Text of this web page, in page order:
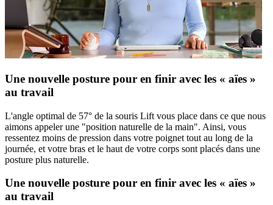
Une nouvelle posture pour en finir avec les « aïes »
au travail
L'angle optimal de 57° de la souris Lift vous place dans ce que nous
aimons appeler une "position naturelle de la main". Ainsi, vous
ressentez moins de pression dans votre poignet tout au long de la
journée, et votre bras et le haut de votre corps sont placés dans une
posture plus naturelle.
Une nouvelle posture pour en finir avec les « aïes »
au travail